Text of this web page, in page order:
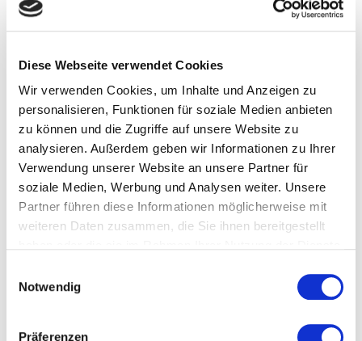
Diese Webseite verwendet Cookies
Wir verwenden Cookies, um Inhalte und Anzeigen zu
personalisieren, Funktionen für soziale Medien anbieten
zu können und die Zugriffe auf unsere Website zu
analysieren. Außerdem geben wir Informationen zu Ihrer
Verwendung unserer Website an unsere Partner für
soziale Medien, Werbung und Analysen weiter. Unsere
Partner führen diese Informationen möglicherweise mit
weiteren Daten zusammen, die Sie ihnen bereitgestellt
Notwendig
Präferenzen
Meldet der Kunde keine während der Testphase
aufgetretenen abnahmeverhindernde Mängel
Kunde die gelieferten/zur Verfügung gestellten
Programme im Echtbetrieb bereits vor der Abnahme
(Produktivbetrieb bzw Go-Live), gilt das Programm als
abgenommen.
6. Eigentumsvorbehalt/Vorbehalt der
Lizenz
iT-Knowledge behält sich bis zur vollständigen
Eigentum am Kaufgegenstand vor. Hinsichtlich
kaufgegenständlichen Geräte samt Zubehör und